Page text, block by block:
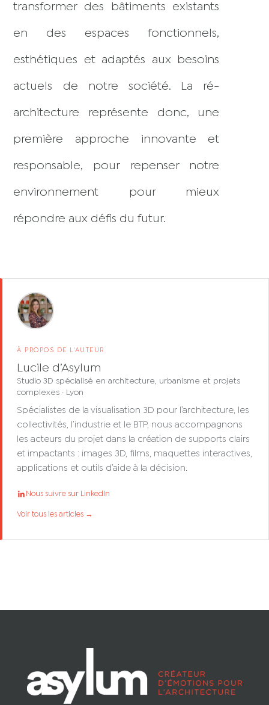
transformer des bâtiments existants
en des espaces fonctionnels,
esthétiques et adaptés aux besoins
actuels de notre société. La ré-
architecture représente donc, une
première approche innovante et
responsable, pour repenser notre
environnement pour mieux
répondre aux défis du futur.
À PROPOS DE L'AUTEUR
Lucile d’Asylum
Studio 3D spécialisé en architecture, urbanisme et projets
complexes · Lyon
Spécialistes de la visualisation 3D pour l’architecture, les
collectivités, l’industrie et le BTP, nous accompagnons
les acteurs du projet dans la création de supports clairs
et impactants : images 3D, films, maquettes interactives,
applications et outils d’aide à la décision.
Nous suivre sur LinkedIn
Voir tous les articles →